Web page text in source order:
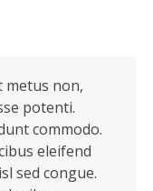
metus non,
potenti.
commodo.
eleifend
sed congue.